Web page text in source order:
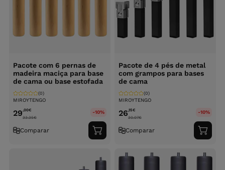
Pacote com 6 pernas de
madeira maciça para base
de cama ou base estofada
MIROYTENGO
(0)
29,00€
33.35€
-10%
Comparar
Adicionar
ao
Pacote de 4 pés de metal
com grampos para bases
de cama
MIROYTENGO
(0)
26,15€
30.07€
-10%
Comparar
ao